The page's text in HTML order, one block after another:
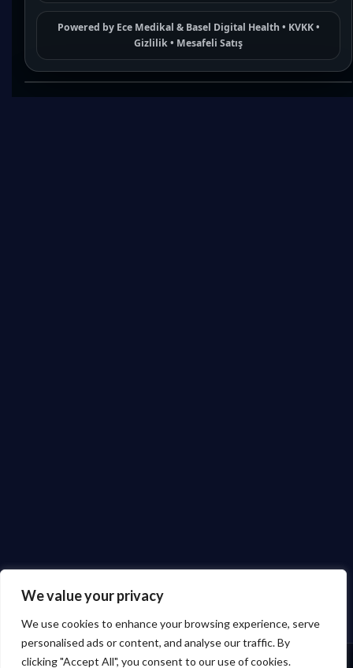
We value your privacy
We use cookies to enhance your browsing experience, serve
personalised ads or content, and analyse our traffic. By
clicking "Accept All", you consent to our use of cookies.
Powered by Ece Medikal & Basel Digital Health • KVKK•
Gizlilik• Mesafeli Satış